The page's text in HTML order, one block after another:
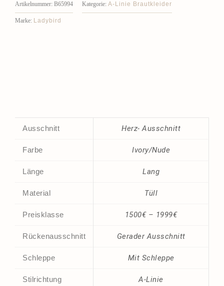
Artikelnummer: B65994 Kategorie: A-Linie Brautkleider
Marke: Ladybird
Ausschnitt Herz- Ausschnitt
Farbe Ivory/Nude
Länge Lang
Material Tüll
Preisklasse 1500€ – 1999€
Rückenausschnitt Gerader Ausschnitt
Schleppe Mit Schleppe
Stilrichtung A-Linie